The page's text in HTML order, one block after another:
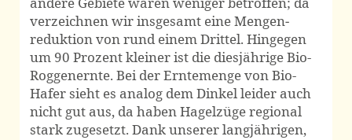
verzeichnen wir insgesamt eine Mengen­
reduktion von rund einem Drittel. Hingegen
um 90 Prozent kleiner ist die diesjährige Bio-
Roggen­­ernte. Bei der Ernte­menge von Bio-
Hafer sieht es analog dem Dinkel leider auch
nicht gut aus, da haben Hagel­züge regional
stark zugesetzt. Dank unserer langjährigen,